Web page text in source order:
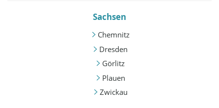
Sachsen
Chemnitz
Dresden
Görlitz
Plauen
Zwickau